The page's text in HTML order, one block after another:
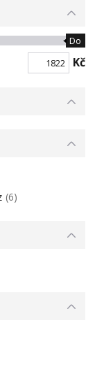
Do
Kč
(6)